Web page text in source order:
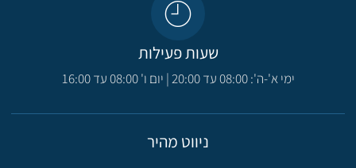
שעות פעילות
ימי א'-ה': 08:00 עד 20:00 | יום ו' 08:00 עד 16:00
ניווט מהיר